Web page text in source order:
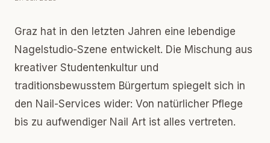
Graz hat in den letzten Jahren eine lebendige
Nagelstudio-Szene entwickelt. Die Mischung aus
kreativer Studentenkultur und
traditionsbewusstem Bürgertum spiegelt sich in
den Nail-Services wider: Von natürlicher Pflege
bis zu aufwendiger Nail Art ist alles vertreten.